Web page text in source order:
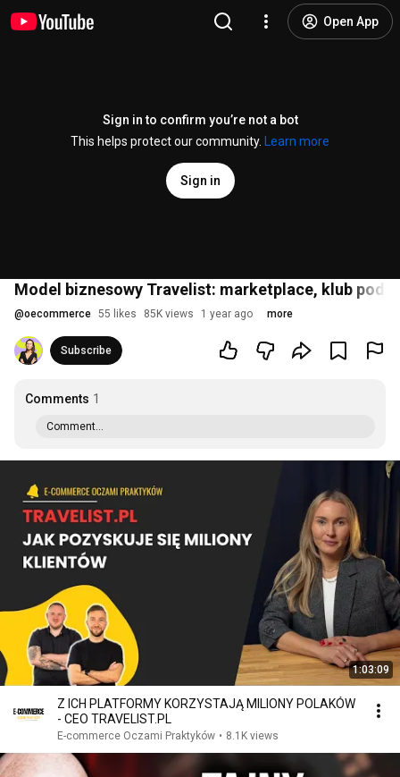
Open App
Sign in to confirm you’re not a bot
This helps protect our community.
Learn more
Sign in
Model biznesowy Travelist: marketplace, klub
@oecommerce 55 likes 85K views 1 year ago more
Subscribe
Comments 1
Comment...
1:03:09
Z ICH PLATFORMY KORZYSTAJĄ MILIONY POLAKÓW
- CEO TRAVELIST.PL
E-commerce Oczami Praktyków • 8.1K views